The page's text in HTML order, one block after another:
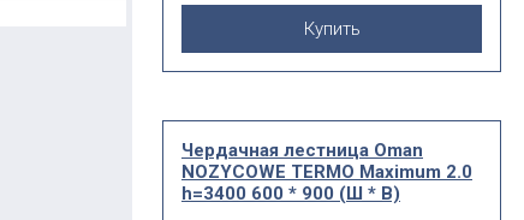
Купить
Чердачная лестница Oman
NOZYCOWE TERMO Maximum 2.0
h=3400 600 * 900 (Ш * В)